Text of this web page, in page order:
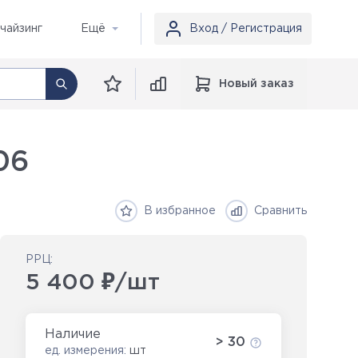
Ещё Вход / Регистрация
Новый заказ
В избранное Сравнить
РРЦ:
5 400 ₽/шт
Наличие
ед. измерения: шт
> 30